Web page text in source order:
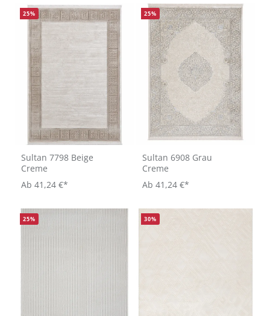
25%
Sultan 7798 Beige
Creme
Ab 41,24 €*
25%
Sultan 6908 Grau
Creme
Ab 41,24 €*
25% 30%